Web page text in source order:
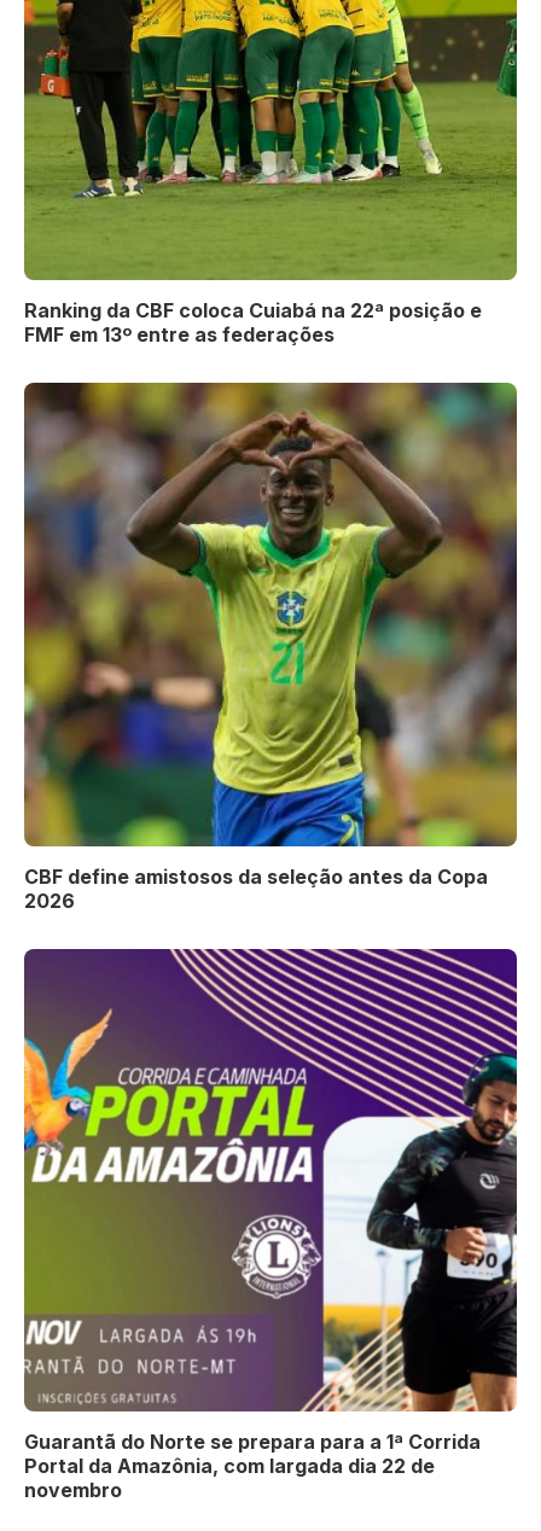
Ranking da CBF coloca Cuiabá na 22ª posição e
FMF em 13º entre as federações
CBF define amistosos da seleção antes da Copa
2026
Guarantã do Norte se prepara para a 1ª Corrida
Portal da Amazônia, com largada dia 22 de
novembro